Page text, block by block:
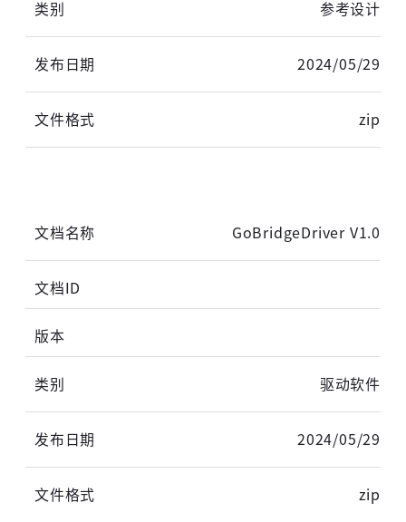
参考设计
2024/05/29
zip
GoBridgeDriver V1.0
驱动软件
2024/05/29
zip